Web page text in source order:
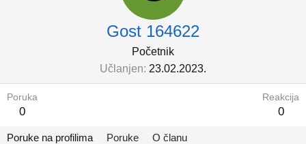
Gost 164622
Početnik
Učlanjen 23.02.2023.
Poruka
0
Reakcija
0
Poruke na profilima Poruke O članu